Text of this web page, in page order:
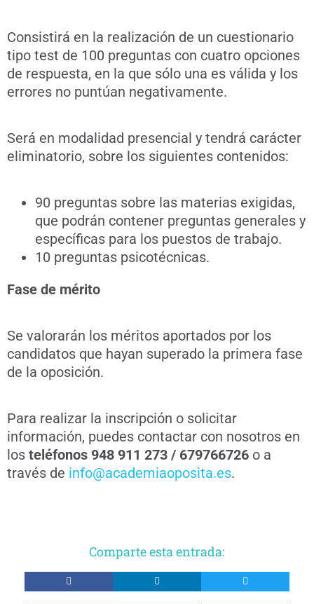
Consistirá en la realización de un cuestionario
tipo test de 100 preguntas con cuatro opciones
de respuesta, en la que sólo una es válida y los
errores no puntúan negativamente.
Será en modalidad presencial y tendrá carácter
eliminatorio, sobre los siguientes contenidos:
90 preguntas sobre las materias exigidas,
que podrán contener preguntas generales y
específicas para los puestos de trabajo.
10 preguntas psicotécnicas.
Fase de mérito
Se valorarán los méritos aportados por los
candidatos que hayan superado la primera fase
de la oposición.
Para realizar la inscripción o solicitar
información, puedes contactar con nosotros en
los teléfonos 948 911 273 / 679766726 o a
través de info@academiaoposita.es.
Comparte esta entrada: